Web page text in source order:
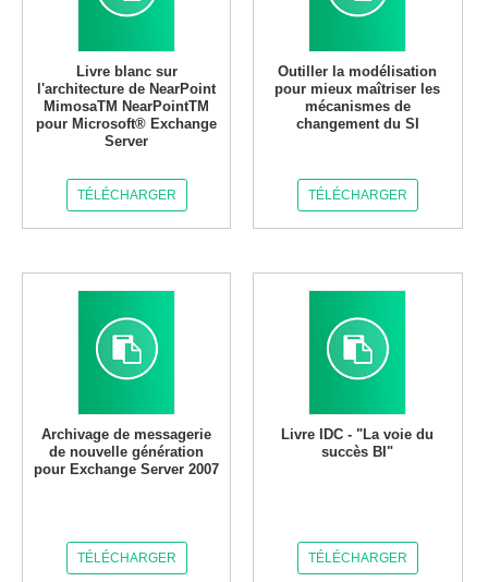
Livre blanc sur
l'architecture de NearPoint
MimosaTM NearPointTM
pour Microsoft® Exchange
Server
TÉLÉCHARGER
Outiller la modélisation
pour mieux maîtriser les
mécanismes de
changement du SI
TÉLÉCHARGER
Archivage de messagerie
de nouvelle génération
pour Exchange Server 2007
TÉLÉCHARGER
Livre IDC - "La voie du
succès BI"
TÉLÉCHARGER